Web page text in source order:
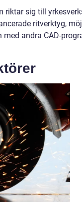
riktar sig till
ritverktyg,
andra CAD-